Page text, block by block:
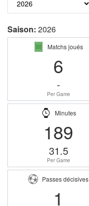
Saison: 2026
Matchs joués
6
-
Per Game
Minutes
189
31.5
Per Game
Passes décisives
1